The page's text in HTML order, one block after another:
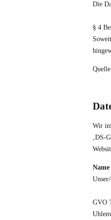
Die
§ 4
Wir
‚DS-
GVO